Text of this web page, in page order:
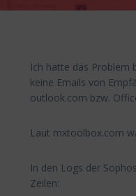
Ich hatte das Problem
keine Emails von
outlook.com bzw.
Laut mxtoolbox.com
In den Logs der
Zeilen: